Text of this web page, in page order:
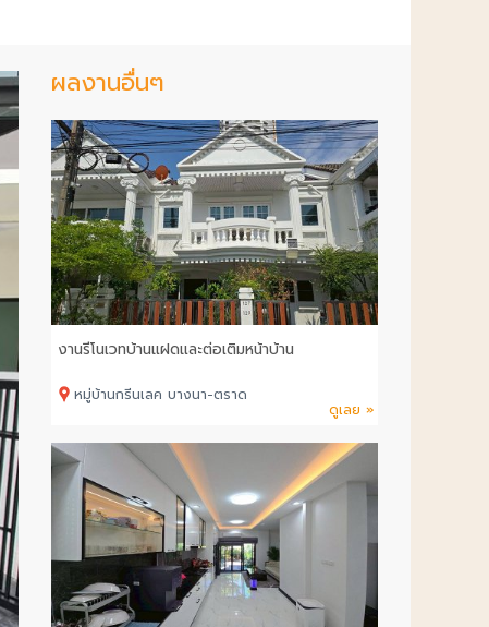
ผลงานอื่นๆ
งานรีโนเวทบ้านแฝดและต่อเติมหน้าบ้าน
หมู่บ้านกรีนเลค บางนา-ตราด
ดูเลย »